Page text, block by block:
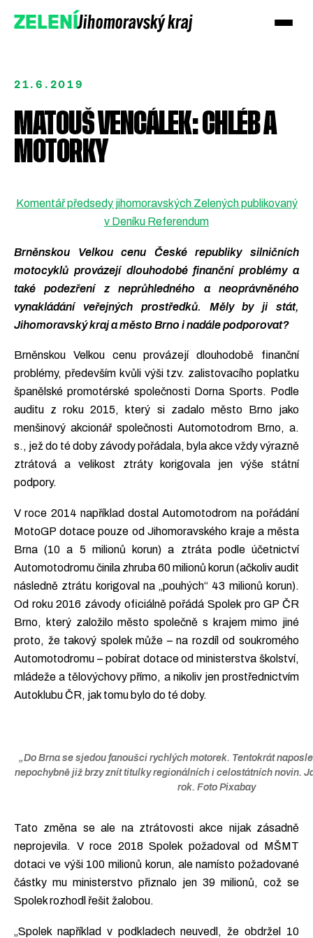
ZELENÍJihomoravský kraj
Podpořte nás darem
21.6.2019
MATOUŠ VENCÁLEK: CHLÉB A
MOTORKY
Komentář předsedy jihomoravských Zelených publikovaný
v Deníku Referendum
Brněnskou Velkou cenu České republiky silničních
motocyklů provázejí dlouhodobé finanční problémy a
také podezření z neprůhledného a neoprávněného
vynakládání veřejných prostředků. Měly by ji stát,
Jihomoravský kraj a město Brno i nadále podporovat?
Brněnskou Velkou cenu provázejí dlouhodobě finanční
problémy, především kvůli výši tzv. zalistovacího poplatku
španělské promotérské společnosti Dorna Sports. Podle
auditu z roku 2015, který si zadalo město Brno jako
menšinový akcionář společnosti Automotodrom Brno, a.
s., jež do té doby závody pořádala, byla akce vždy výrazně
ztrátová a velikost ztráty korigovala jen výše státní
podpory.
V roce 2014 například dostal Automotodrom na pořádání
MotoGP dotace pouze od Jihomoravského kraje a města
Brna (10 a 5 milionů korun) a ztráta podle účetnictví
Automotodromu činila zhruba 60 milionů korun (ačkoliv audit
následně ztrátu korigoval na „pouhých“ 43 milionů korun).
Od roku 2016 závody oficiálně pořádá Spolek pro GP ČR
Brno, který založilo město společně s krajem mimo jiné
proto, že takový spolek může – na rozdíl od soukromého
Automotodromu – pobírat dotace od ministerstva školství,
mládeže a tělovýchovy přímo, a nikoliv jen prostřednictvím
Autoklubu ČR, jak tomu bylo do té doby.
„Do Brna se sjedou fanoušci rychlých motorek. Tentokrát
nepochybně již brzy znít titulky regionálních i celostátních novin.
rok. Foto Pixabay
Tato změna se ale na ztrátovosti akce nijak zásadně
neprojevila. V roce 2018 Spolek požadoval od MŠMT
dotaci ve výši 100 milionů korun, ale namísto požadované
částky mu ministerstvo přiznalo jen 39 milionů, což se
Spolek rozhodl řešit žalobou.
„Spolek například v podkladech neuvedl, že obdržel 10